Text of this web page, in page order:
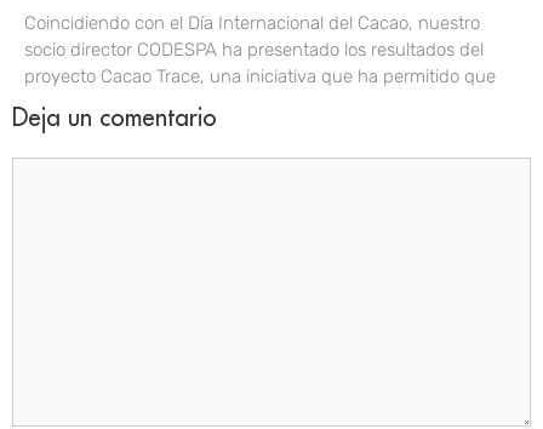
Coincidiendo con el Día Internacional del Cacao, nuestro
socio director CODESPA ha presentado los resultados del
proyecto Cacao Trace, una iniciativa que ha permitido que
Deja un comentario